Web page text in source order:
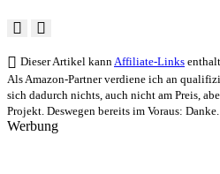
Dieser Artikel kannAffiliate-Links
Als Amazon-Partner verdiene ich an
sich dadurch nichts, auch nicht am Preis,
Projekt. Deswegen bereits im Voraus: Danke.
Werbung